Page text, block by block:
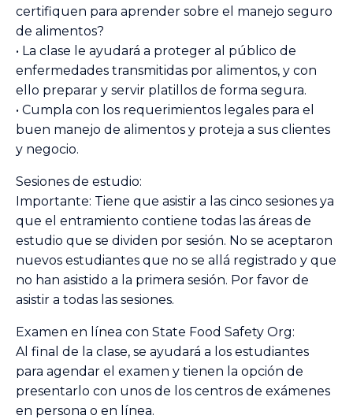
certifiquen para aprender sobre el manejo seguro
de alimentos?
• La clase le ayudará a proteger al público de
enfermedades transmitidas por alimentos, y con
ello preparar y servir platillos de forma segura.
• Cumpla con los requerimientos legales para el
buen manejo de alimentos y proteja a sus clientes
y negocio.
Sesiones de estudio:
Importante: Tiene que asistir a las cinco sesiones ya
que el entramiento contiene todas las áreas de
estudio que se dividen por sesión. No se aceptaron
nuevos estudiantes que no se allá registrado y que
no han asistido a la primera sesión. Por favor de
asistir a todas las sesiones.
Examen en línea con State Food Safety Org:
Al final de la clase, se ayudará a los estudiantes
para agendar el examen y tienen la opción de
presentarlo con unos de los centros de exámenes
en persona o en línea.